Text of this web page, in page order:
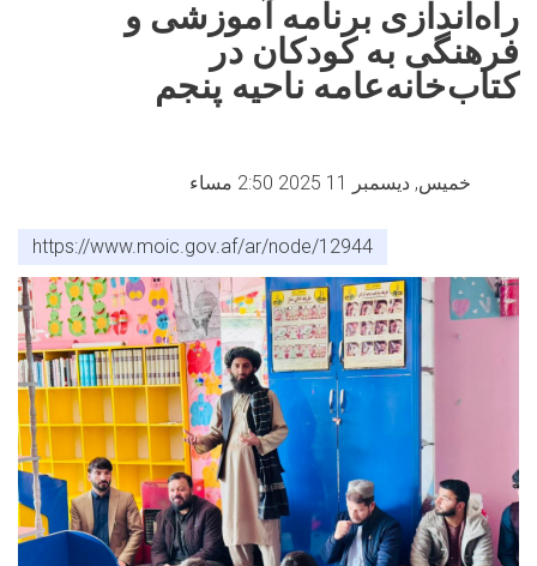
راه‌اندازی برنامه آموزشی و
فرهنگی به کودکان در
کتاب‌خانه‌عامه ناحیه پنجم
خميس, ديسمبر 11 2025 2:50 مساء
https://www.moic.gov.af/ar/node/12944